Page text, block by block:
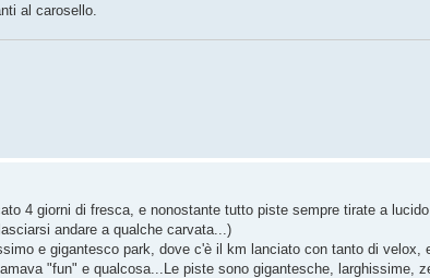
al carosello.
4 giorni di fresca, e nonostante tutto piste sempre tirate a lucido
andare a qualche carvata...)
e gigantesco park, dove c'è il km lanciato con tanto di velox,
"fun" e qualcosa...Le piste sono gigantesche, larghissime,